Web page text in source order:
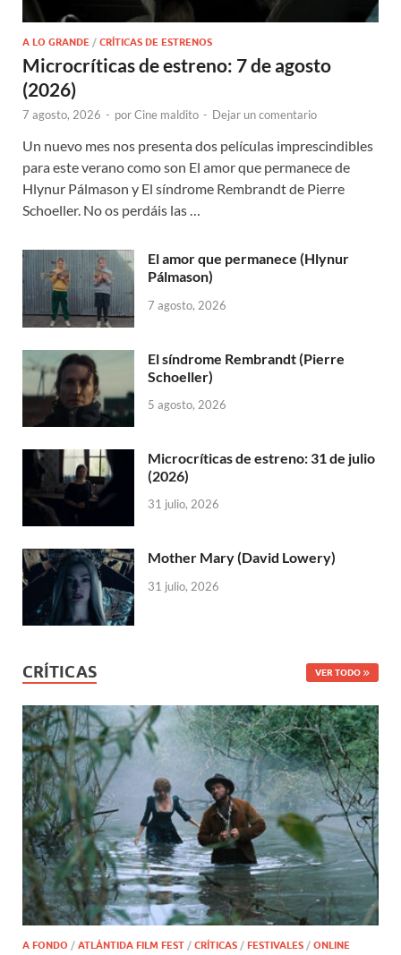
A LO GRANDE / CRÍTICAS DE ESTRENOS
Microcríticas de estreno: 7 de agosto
(2026)
7 agosto, 2026 - porCine maldito - Dejar un comentario
Un nuevo mes nos presenta dos películas imprescindibles
para este verano como son El amor que permanece de
Hlynur Pálmason y El síndrome Rembrandt de Pierre
Schoeller. No os perdáis las …
El amor que permanece (Hlynur
Pálmason)
7 agosto, 2026
El síndrome Rembrandt (Pierre
Schoeller)
5 agosto, 2026
Microcríticas de estreno: 31 de julio
(2026)
31 julio, 2026
Mother Mary (David Lowery)
31 julio, 2026
CRÍTICAS VER TODO
A FONDO / ATLÁNTIDA FILM FEST / CRÍTICAS / FESTIVALES / ONLINE